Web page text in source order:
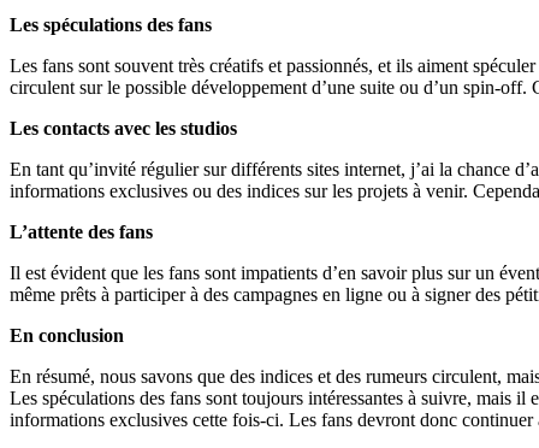
Les spéculations des fans
Les fans sont souvent très créatifs et passionnés, et ils aiment
circulent sur le possible développement d’une suite ou d’un spin-
Les contacts avec les studios
En tant qu’invité régulier sur différents sites internet, j’ai la chance
informations exclusives ou des indices sur les projets à venir.
L’attente des fans
Il est évident que les fans sont impatients d’en savoir plus sur un
même prêts à participer à des campagnes en ligne ou à signer des
En conclusion
En résumé, nous savons que des indices et des rumeurs circulent,
Les spéculations des fans sont toujours intéressantes à suivre, mais il
informations exclusives cette fois-ci. Les fans devront donc continuer